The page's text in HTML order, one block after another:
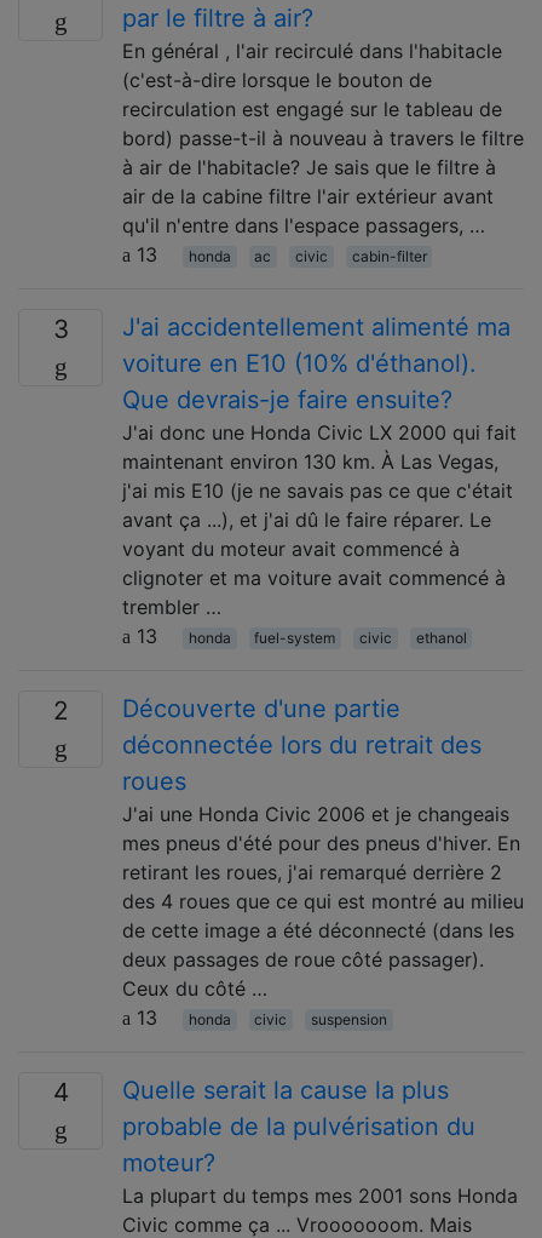
par le filtre à air?
En général , l'air recirculé dans l'habitacle
(c'est-à-dire lorsque le bouton de
recirculation est engagé sur le tableau de
bord) passe-t-il à nouveau à travers le filtre
à air de l'habitacle? Je sais que le filtre à
air de la cabine filtre l'air extérieur avant
qu'il n'entre dans l'espace passagers, …
13
honda ac civic cabin-filter
3
J'ai accidentellement alimenté ma
voiture en E10 (10% d'éthanol).
Que devrais-je faire ensuite?
J'ai donc une Honda Civic LX 2000 qui fait
maintenant environ 130 km. À Las Vegas,
j'ai mis E10 (je ne savais pas ce que c'était
avant ça ...), et j'ai dû le faire réparer. Le
voyant du moteur avait commencé à
clignoter et ma voiture avait commencé à
trembler …
13
honda fuel-system civic ethanol
2
Découverte d'une partie
déconnectée lors du retrait des
roues
J'ai une Honda Civic 2006 et je changeais
mes pneus d'été pour des pneus d'hiver. En
retirant les roues, j'ai remarqué derrière 2
des 4 roues que ce qui est montré au milieu
de cette image a été déconnecté (dans les
deux passages de roue côté passager).
Ceux du côté …
13
honda civic suspension
4
Quelle serait la cause la plus
probable de la pulvérisation du
moteur?
La plupart du temps mes 2001 sons Honda
Civic comme ça ... Vrooooooom. Mais